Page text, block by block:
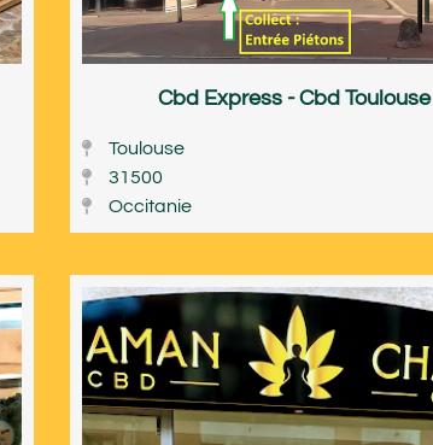
Cbd Express - Cbd Toulouse
Toulouse
31500
Occitanie